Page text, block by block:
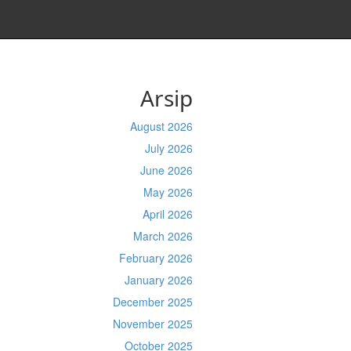
Arsip
August 2026
July 2026
June 2026
May 2026
April 2026
March 2026
February 2026
January 2026
December 2025
November 2025
October 2025